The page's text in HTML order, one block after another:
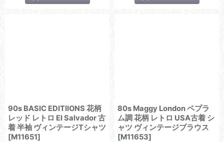
90s BASIC EDITIIONS 花柄
レッド レトロ El Salvador 古
着 半袖 ヴィンテージTシャツ
[M11651]
80s Maggy London ペプラ
ム調 花柄 レトロ USA古着 シ
ャツ ヴィンテージブラウス
[M11653]